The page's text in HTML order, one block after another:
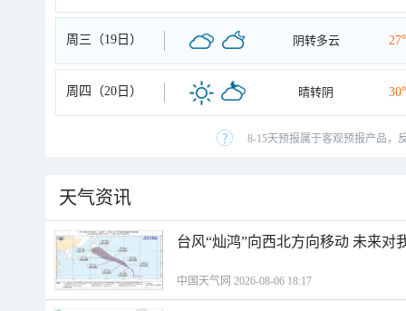
周三（19日） 阴转多云
周四（20日） 晴转阴
8-15天预报属于客观预报产品，
天气资讯
台风“灿鸿”向西北方向移动 未来对
中国天气网 2026-08-06 18:17